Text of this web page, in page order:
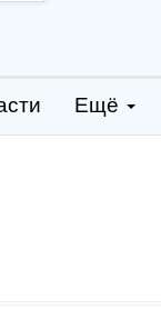
Ещё